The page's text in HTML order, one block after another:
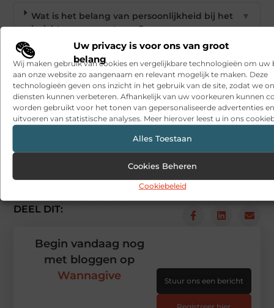
Uw privacy is voor ons van groot
belang
Wij maken gebruik van cookies en vergelijkbare technologieën om uw
aan onze website zo aangenaam en relevant mogelijk te maken. Deze
technologieën geven ons inzicht in het gebruik van de site, zodat we
diensten kunnen verbeteren. Afhankelijk van uw voorkeuren kunnen
worden gebruikt voor het tonen van gepersonaliseerde advertenties
uitvoeren van statistische analyses. Meer hierover leest u in ons
Alles Toestaan
Cookies Beheren
Cookiebeleid
Wat is het belang van persoonlijkheid bij het
inrichten van een terras?
▼
Kan een zonnescherm helpen met het
Instagram-uiterlijk van mijn terras?
▼
Goed artikel? Deel hem dan op:
Facebook Pinterest LinkedIn
terras een instagramwaardige hotspot
DEEL DIT:
Begin vandaag nog
met bloggen op
Wannagive
Stuur ons een bericht